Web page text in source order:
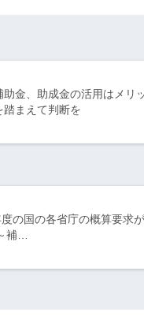
助金、助成金の活用はメリ
踏まえて判断を
の国の各省庁の概算要求
補…